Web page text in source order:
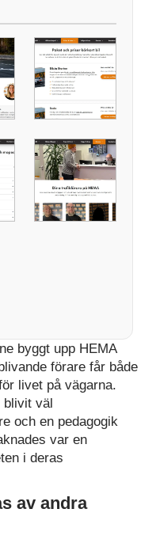
byggt upp HEMA
förare får både
livet på vägarna.
blivit väl
och en pedagogik
var en
i deras
av andra